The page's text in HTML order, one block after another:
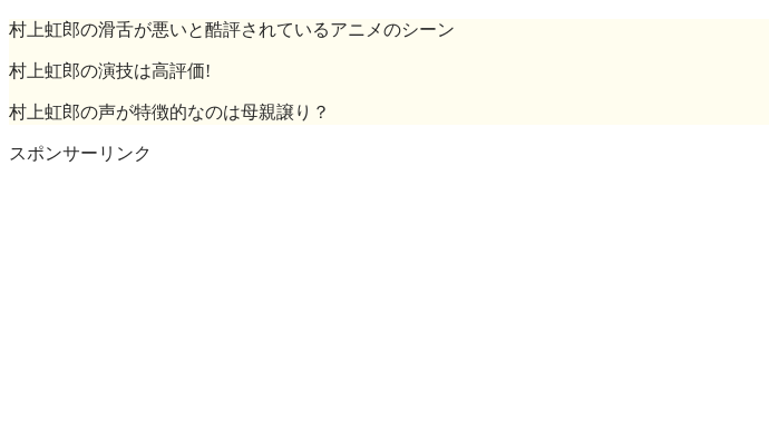
村上虹郎の滑舌が悪いと酷評されているアニメのシーン
村上虹郎の演技は高評価!
村上虹郎の声が特徴的なのは母親譲り？
スポンサーリンク